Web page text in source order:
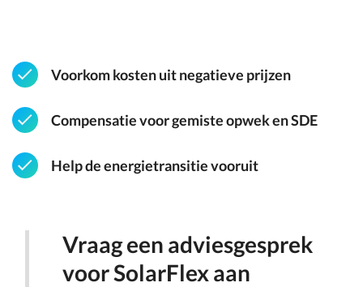
Voorkom kosten uit negatieve prijzen
Compensatie voor gemiste opwek en SDE
Help de energietransitie vooruit
Vraag een adviesgesprek
voor SolarFlex aan